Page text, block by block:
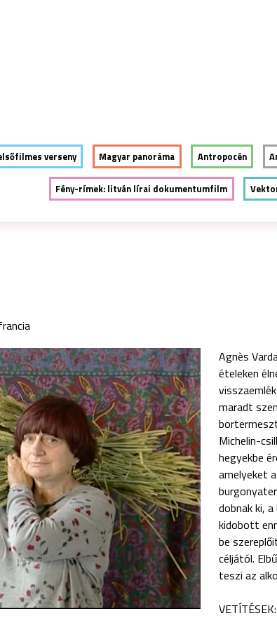
verseny Magyar panoráma Antropocén
Fény-rímek: litván lírai dokumentumfilm
Agnès
ételeken
maradt
Michelin-
hegyekbe
amelyeket
dobnak ki,
kidobott
be
céljától.
teszi az
VETÍTÉSEK: